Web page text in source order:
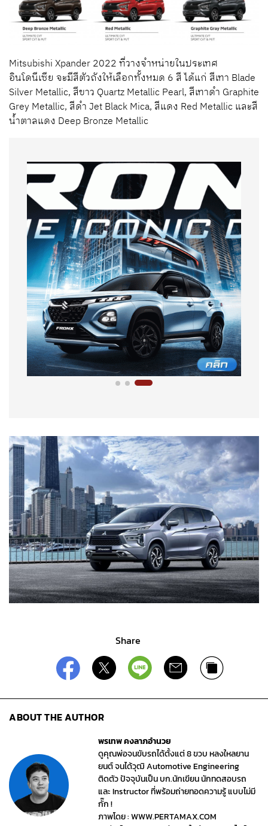
Mitsubishi Xpander 2022 ที่วางจำหน่ายในประเทศ
อินโดนีเซีย จะมีสีตัวถังให้เลือกทั้งหมด 6 สี ได้แก่ สีเทา Blade
Silver Metallic, สีขาว Quartz Metallic Pearl, สีเทาดำ Graphite
Grey Metallic, สีดำ Jet Black Mica, สีแดง Red Metallic และสี
น้ำตาลแดง Deep Bronze Metallic
Share
ABOUT THE AUTHOR
พรเทพ คงลาภอำนวย
ดูคุณพ่อจนขับรถได้ตั้งแต่ 8 ขวบ หลงใหลยาน
ยนต์ จนได้วุฒิ Automotive Engineering
ติดตัว ปัจจุบันเป็น บก.นักเขียน นักทดสอบรถ
และ Instructor ที่พร้อมถ่ายทอดความรู้ แบบไม่มี
กั๊ก !
ภาพโดย : WWW.PERTAMAX.COM